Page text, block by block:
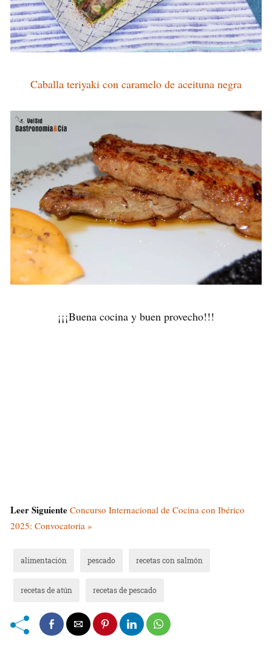
Caballa teriyaki con caramelo de aceituna negra
¡¡¡Buena cocina y buen provecho!!!
Leer Siguiente Concurso Internacional de Cocina con Ibérico
2025: Convocatoria »
alimentación pescado recetas con salmón
recetas de atún recetas de pescado